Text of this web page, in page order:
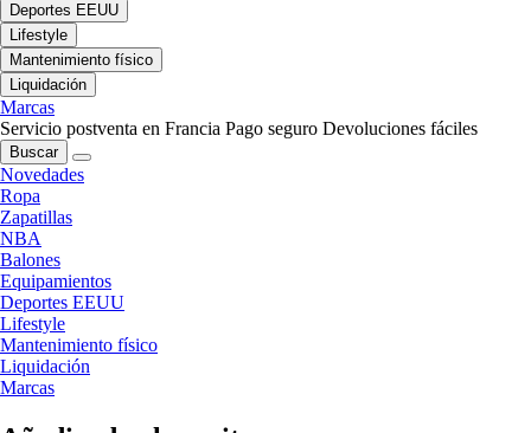
Deportes EEUU
Lifestyle
Mantenimiento físico
Liquidación
Marcas
Servicio postventa en Francia Pago seguro Devoluciones fáciles
Buscar
Novedades
Ropa
Zapatillas
NBA
Balones
Equipamientos
Deportes EEUU
Lifestyle
Mantenimiento físico
Liquidación
Marcas